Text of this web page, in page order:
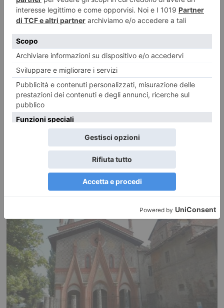
Sformatini di peperoni ricetta light
Contorno insolito o antipasto sfizioso, si preparano in poco tempo in tutta
facilita’. Sono deliziosi, delicati,